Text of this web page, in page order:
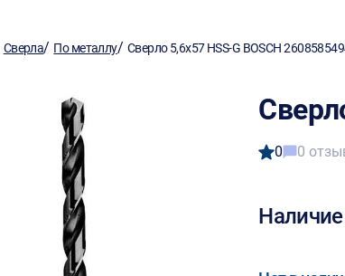
Сверла/ По металлу/ Сверло 5,6х57 HSS-G BOSCH
0 0